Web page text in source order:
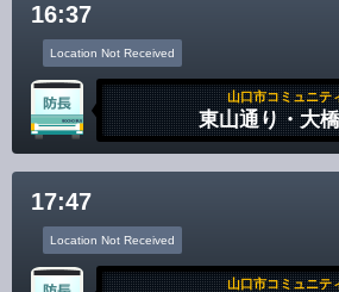
16:37
Location Not Received
山口市コミュニテ
東山通り・大
17:47
Location Not Received
山口市コミュニテ